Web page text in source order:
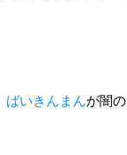
ばいきんまんが闇の